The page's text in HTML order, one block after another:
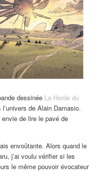
dessinée La Horde du
de Alain Damasio.
envie de lire le pavé de
envoûtante. Alors quand le
j’ai voulu vérifier si les
le même pouvoir évocateur